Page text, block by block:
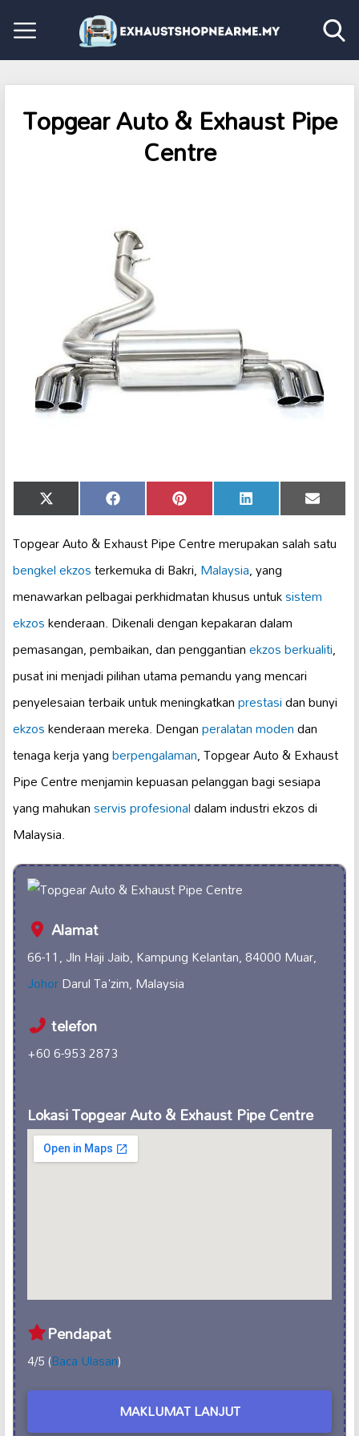
Topgear Auto & Exhaust Pipe
Centre
Share
on
X
(Twitter)
Share
on
Facebook Share
on
Pinterest Share
on
LinkedIn Share
on
Email
Topgear Auto & Exhaust Pipe Centre merupakan salah satu
bengkel ekzosterkemuka di Bakri,Malaysia, yang
menawarkan pelbagai perkhidmatan khusus untuksistem
ekzoskenderaan. Dikenali dengan kepakaran dalam
pemasangan, pembaikan, dan penggantianekzos berkualiti,
pusat ini menjadi pilihan utama pemandu yang mencari
penyelesaian terbaik untuk meningkatkanprestasidan bunyi
ekzoskenderaan mereka. Denganperalatan modendan
tenaga kerja yangberpengalaman, Topgear Auto & Exhaust
Pipe Centre menjamin kepuasan pelanggan bagi sesiapa
yang mahukanservis profesionaldalam industri ekzos di
Malaysia.
Alamat
66-11, Jln Haji Jaib, Kampung Kelantan, 84000 Muar,
JohorDarul Ta'zim, Malaysia
telefon
+60 6-953 2873
Lokasi Topgear Auto & Exhaust Pipe Centre
Pendapat
4/5 (Baca Ulasan)
MAKLUMAT LANJUT